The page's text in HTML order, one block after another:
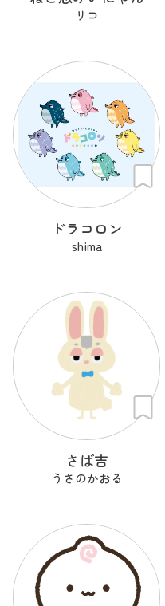
リコ
ドラコロン
shima
さば吉
うさのかおる